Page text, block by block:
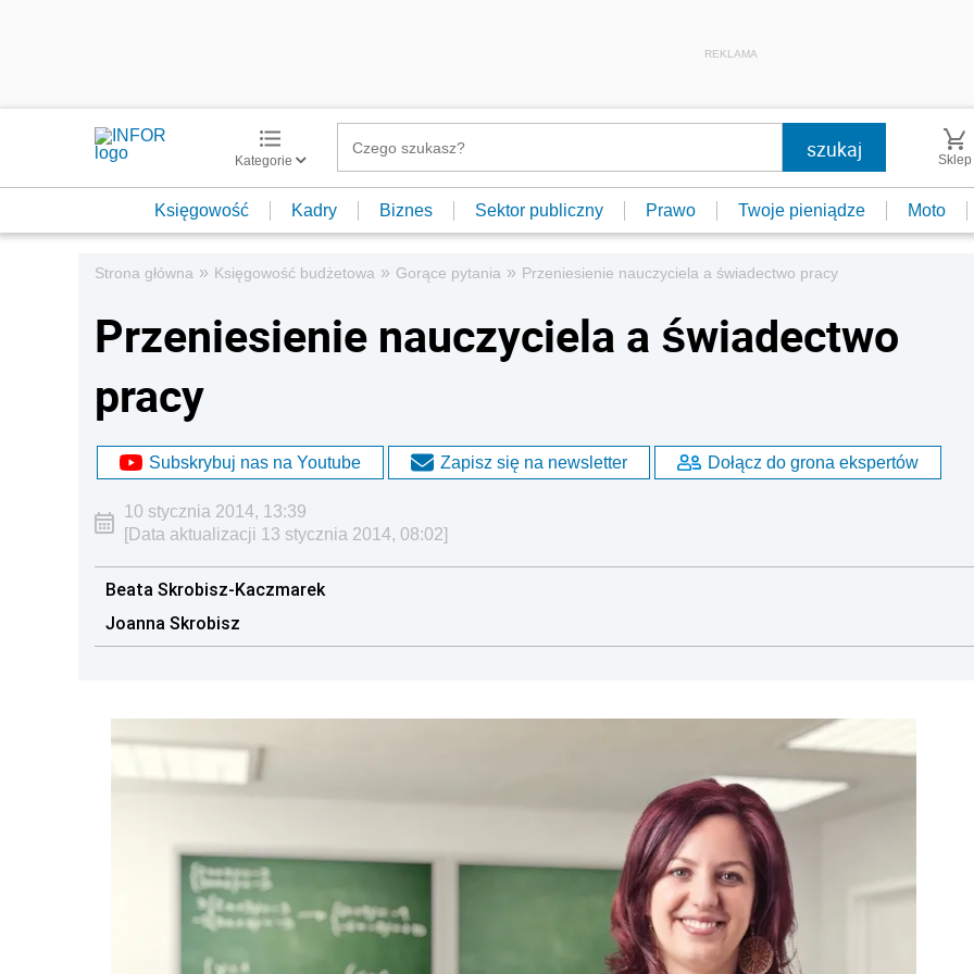
REKLAMA
Kategorie Sklep
Księgowość Kadry Biznes Sektor publiczny Prawo Twoje pieniądze Moto
Strona główna » Księgowość budżetowa » Gorące pytania » Przeniesienie nauczyciela a świadectwo pracy
Przeniesienie nauczyciela a świadectwo
pracy
Subskrybuj nas na Youtube Zapisz się na newsletter Dołącz do grona ekspertów
10 stycznia 2014, 13:39
[Data aktualizacji 13 stycznia 2014, 08:02]
Beata Skrobisz-Kaczmarek
Joanna Skrobisz